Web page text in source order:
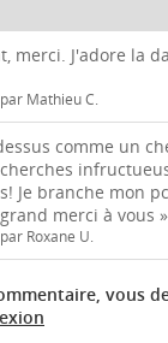
merci. J'adore la
Mathieu C.
comme un
Je branche mon
merci à vous »
Roxane U.
vous